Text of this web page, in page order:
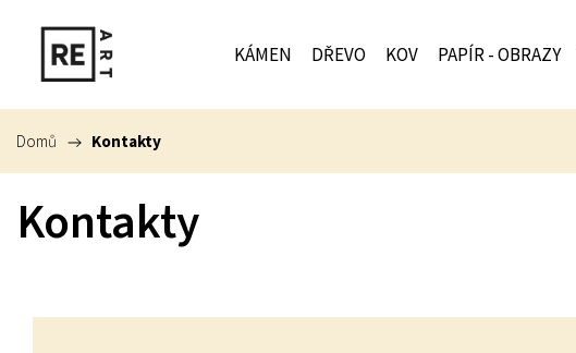
KÁMEN DŘEVO KOV PAPÍR - OBRAZY
Domů / Kontakty
Kontakty